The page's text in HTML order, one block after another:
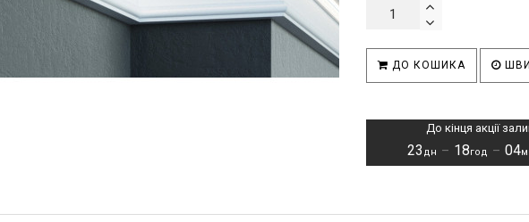
ДО КОШИКА
До кінця акції
23 дн – 18год – 04